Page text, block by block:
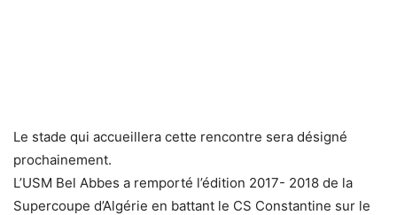
Le stade qui accueillera cette rencontre sera désigné
prochainement.
L’USM Bel Abbes a remporté l’édition 2017- 2018 de la
Supercoupe d’Algérie en battant le CS Constantine sur le